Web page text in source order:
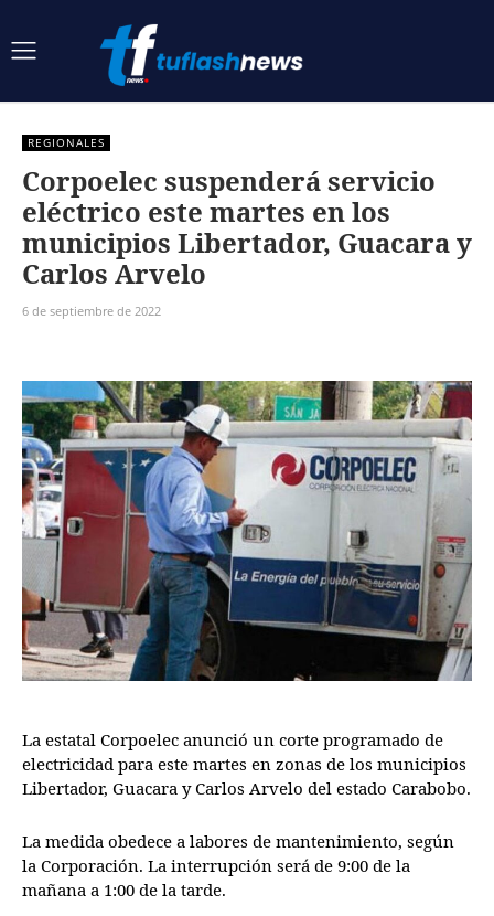
REGIONALES
Corpoelec suspenderá servicio
eléctrico este martes en los
municipios Libertador, Guacara y
Carlos Arvelo
6 de septiembre de 2022
La estatal Corpoelec anunció un corte programado de
electricidad para este martes en zonas de los municipios
Libertador, Guacara y Carlos Arvelo del estado Carabobo.
La medida obedece a labores de mantenimiento, según
la Corporación. La interrupción será de 9:00 de la
mañana a 1:00 de la tarde.